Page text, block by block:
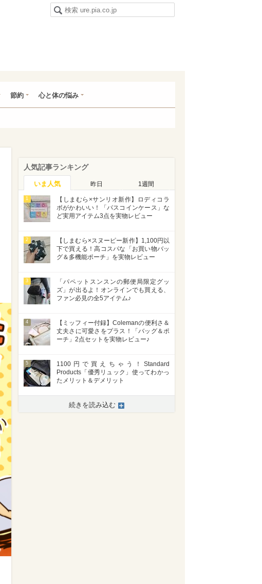
節約 心と体の悩み
人気記事ランキング
いま人気 昨日 1週間
1
【しまむら×サンリオ新作】ロディコラ
ボがかわいい！「パスコインケース」な
ど実用アイテム3点を実物レビュー
2
【しまむら×スヌーピー新作】1,100円以
下で買える！高コスパな「お買い物バッ
グ＆多機能ポーチ」を実物レビュー
3
「パペットスンスンの郵便局限定グッ
ズ」が出るよ！オンラインでも買える、
ファン必見の全5アイテム♪
4
【ミッフィー付録】Colemanの便利さ＆
丈夫さに可愛さをプラス！「バッグ＆ポ
ーチ」2点セットを実物レビュー♪
5
1100円で買えちゃう！Standard
Products「優秀リュック」使ってわかっ
たメリット＆デメリット
続きを読み込む